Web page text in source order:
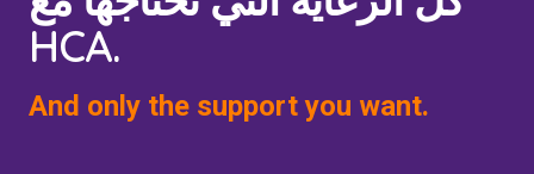
HCA.
And only the support you want.